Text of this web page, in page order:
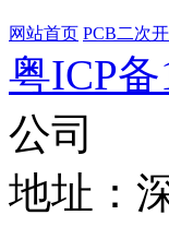
网站首页 PCB二次
粤ICP备
公司
地址：